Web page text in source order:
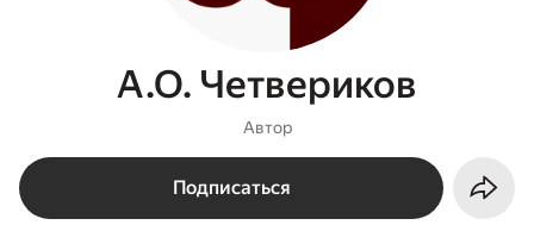
А.О. Четвериков
Автор
Подписаться